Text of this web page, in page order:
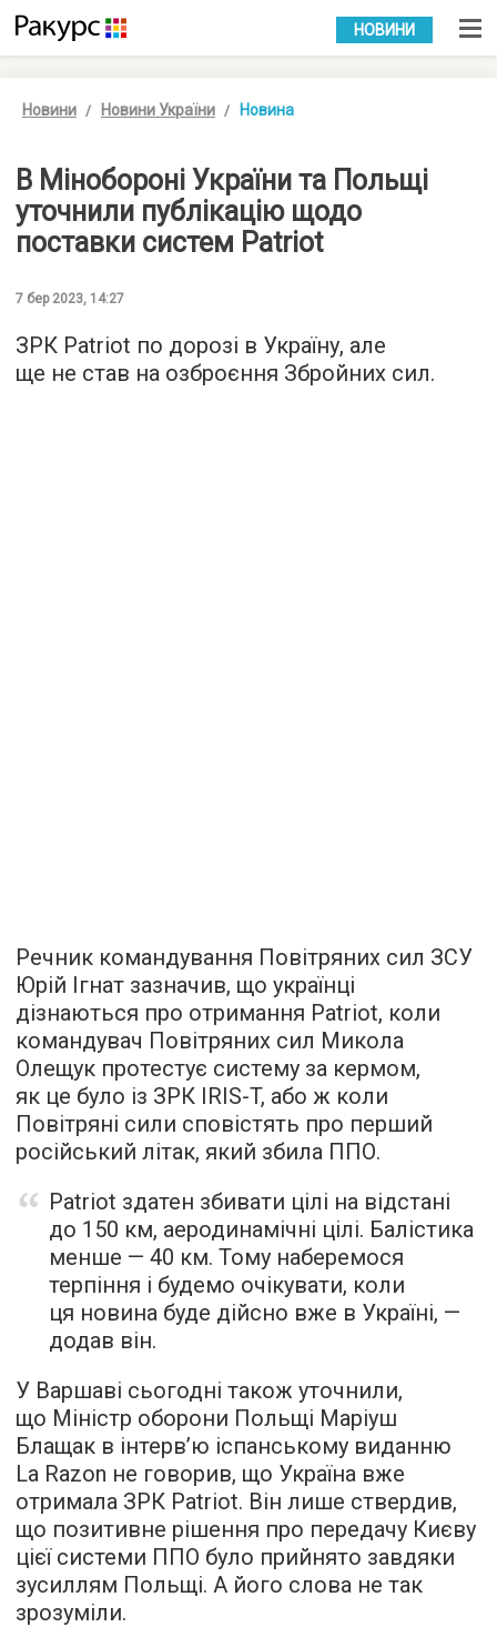
УКР РУС
НОВИНИ
Новини Новини України Новина
В Мінобороні України та Польщі
уточнили публікацію щодо
поставки систем Patriot
7 бер 2023, 14:27
ЗРК Patriot по дорозі в Україну, але
ще не став на озброєння Збройних сил.
Речник командування Повітряних сил ЗСУ
Юрій Ігнат зазначив, що українці
дізнаються про отримання Patriot, коли
командувач Повітряних сил Микола
Олещук протестує систему за кермом,
як це було із ЗРК IRIS-T, або ж коли
Повітряні сили сповістять про перший
російський літак, який збила ППО.
Patriot здатен збивати цілі на відстані
до 150 км, аеродинамічні цілі. Балістика
менше — 40 км. Тому наберемося
терпіння і будемо очікувати, коли
ця новина буде дійсно вже в Україні, —
додав він.
У Варшаві сьогодні також уточнили,
що Міністр оборони Польщі Маріуш
Блащак в інтерв’ю іспанському виданню
La Razon не говорив, що Україна вже
отримала ЗРК Patriot. Він лише ствердив,
що позитивне рішення про передачу Києву
цієї системи ППО було прийнято завдяки
зусиллям Польщі. А його слова не так
зрозуміли.